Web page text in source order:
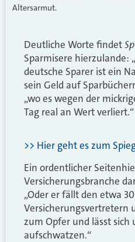
Altersarmut.
Deutliche Worte findet
Sparmisere hierzulande:
deutsche Sparer ist ein
sein Geld auf
„wo es wegen der
Tag real an Wert verliert.“
>> Hier geht es zum
Ein ordentlicher
Versicherungsbranche
„Oder er fällt den etwa
Versicherungsvertretern
zum Opfer und lässt sich
aufschwatzen.“